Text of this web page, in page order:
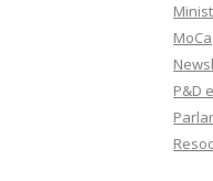
MoCa
P&D